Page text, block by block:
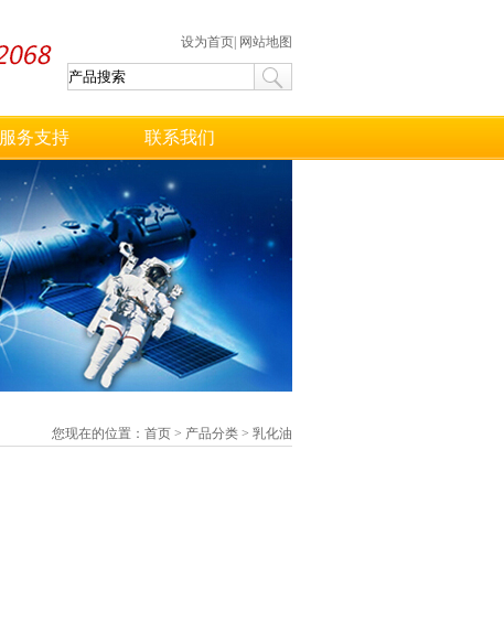
设为首页 网站地图
服务支持 联系我们
您现在的位置： 首页 > 产品分类 > 乳化油